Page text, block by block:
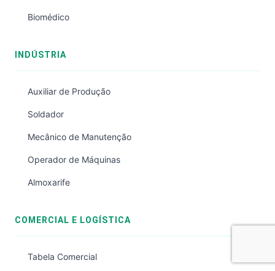
Biomédico
INDÚSTRIA
Auxiliar de Produção
Soldador
Mecânico de Manutenção
Operador de Máquinas
Almoxarife
COMERCIAL E LOGÍSTICA
Tabela Comercial